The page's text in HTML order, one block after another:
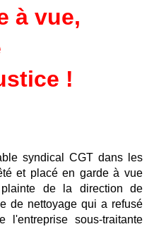
à vue,
!
syndical CGT dans les
et placé en garde à vue
de la direction de
de nettoyage qui a refusé
sous-traitante